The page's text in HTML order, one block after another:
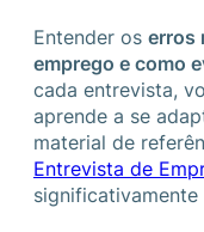
Entender os erros
emprego e como
cada entrevista,
aprende a se
material de
Entrevista de